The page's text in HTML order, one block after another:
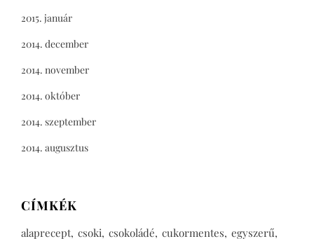
2015. január
2014. december
2014. november
2014. október
2014. szeptember
2014. augusztus
CÍMKÉK
alaprecept csoki csokoládé cukormentes egyszerű